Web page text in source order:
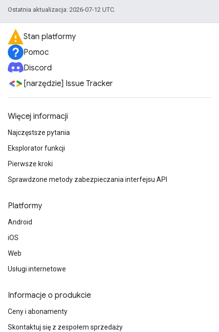
Ostatnia aktualizacja: 2026-07-12 UTC.
Stan platformy
Pomoc
Discord
[narzędzie] Issue Tracker
Więcej informacji
Najczęstsze pytania
Eksplorator funkcji
Pierwsze kroki
Sprawdzone metody zabezpieczania interfejsu API
Platformy
Android
iOS
Web
Usługi internetowe
Informacje o produkcie
Ceny i abonamenty
Skontaktuj się z zespołem sprzedaży